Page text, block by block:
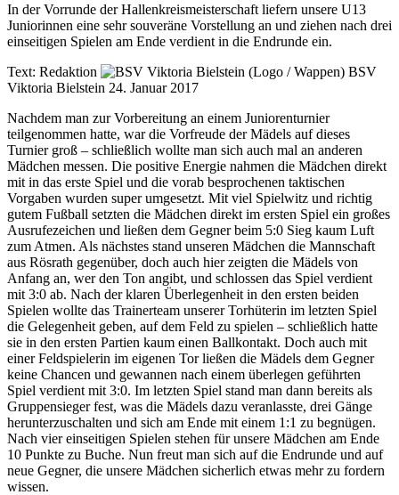
In der Vorrunde der Hallenkreismeisterschaft liefern unsere U13
Juniorinnen eine sehr souveräne Vorstellung an und ziehen nach drei
einseitigen Spielen am Ende verdient in die Endrunde ein.
Text: Redaktion
BSV
Viktoria Bielstein 24. Januar 2017
Nachdem man zur Vorbereitung an einem Juniorenturnier
teilgenommen hatte, war die Vorfreude der Mädels auf dieses
Turnier groß – schließlich wollte man sich auch mal an anderen
Mädchen messen. Die positive Energie nahmen die Mädchen direkt
mit in das erste Spiel und die vorab besprochenen taktischen
Vorgaben wurden super umgesetzt. Mit viel Spielwitz und richtig
gutem Fußball setzten die Mädchen direkt im ersten Spiel ein großes
Ausrufezeichen und ließen dem Gegner beim 5:0 Sieg kaum Luft
zum Atmen. Als nächstes stand unseren Mädchen die Mannschaft
aus Rösrath gegenüber, doch auch hier zeigten die Mädels von
Anfang an, wer den Ton angibt, und schlossen das Spiel verdient
mit 3:0 ab. Nach der klaren Überlegenheit in den ersten beiden
Spielen wollte das Trainerteam unserer Torhüterin im letzten Spiel
die Gelegenheit geben, auf dem Feld zu spielen – schließlich hatte
sie in den ersten Partien kaum einen Ballkontakt. Doch auch mit
einer Feldspielerin im eigenen Tor ließen die Mädels dem Gegner
keine Chancen und gewannen nach einem überlegen geführten
Spiel verdient mit 3:0. Im letzten Spiel stand man dann bereits als
Gruppensieger fest, was die Mädels dazu veranlasste, drei Gänge
herunterzuschalten und sich am Ende mit einem 1:1 zu begnügen.
Nach vier einseitigen Spielen stehen für unsere Mädchen am Ende
10 Punkte zu Buche. Nun freut man sich auf die Endrunde und auf
neue Gegner, die unsere Mädchen sicherlich etwas mehr zu fordern
wissen.